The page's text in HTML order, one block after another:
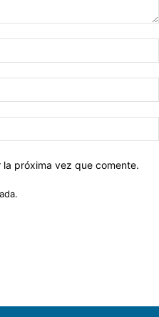
próxima vez que comente.